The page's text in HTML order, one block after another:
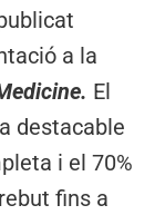
a la
El
destacable
i el 70%
fins a